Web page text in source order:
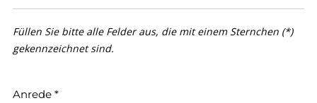
Füllen Sie bitte alle Felder aus, die mit einem Sternchen (*)
gekennzeichnet sind.
Anrede *